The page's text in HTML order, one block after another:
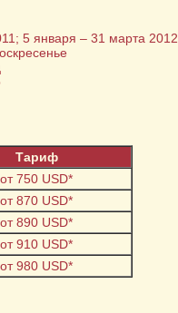
5 января – 31 марта 2012
Тариф
от 750 USD*
от 870 USD*
от 890 USD*
от 910 USD*
от 980 USD*